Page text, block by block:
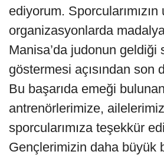
ediyorum. Sporcularımızın
organizasyonlarda
Manisa’da judonun geldiği
göstermesi açısından son
Bu başarıda emeği bulunan
antrenörlerimize,
sporcularımıza teşekkür
Gençlerimizin daha büyük